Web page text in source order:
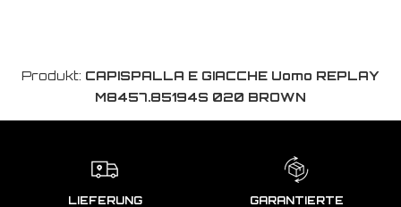
Produkt: CAPISPALLA E GIACCHE Uomo REPLAY
M8457.85194S 020 BROWN
LIEFERUNG
GARANTIERTE